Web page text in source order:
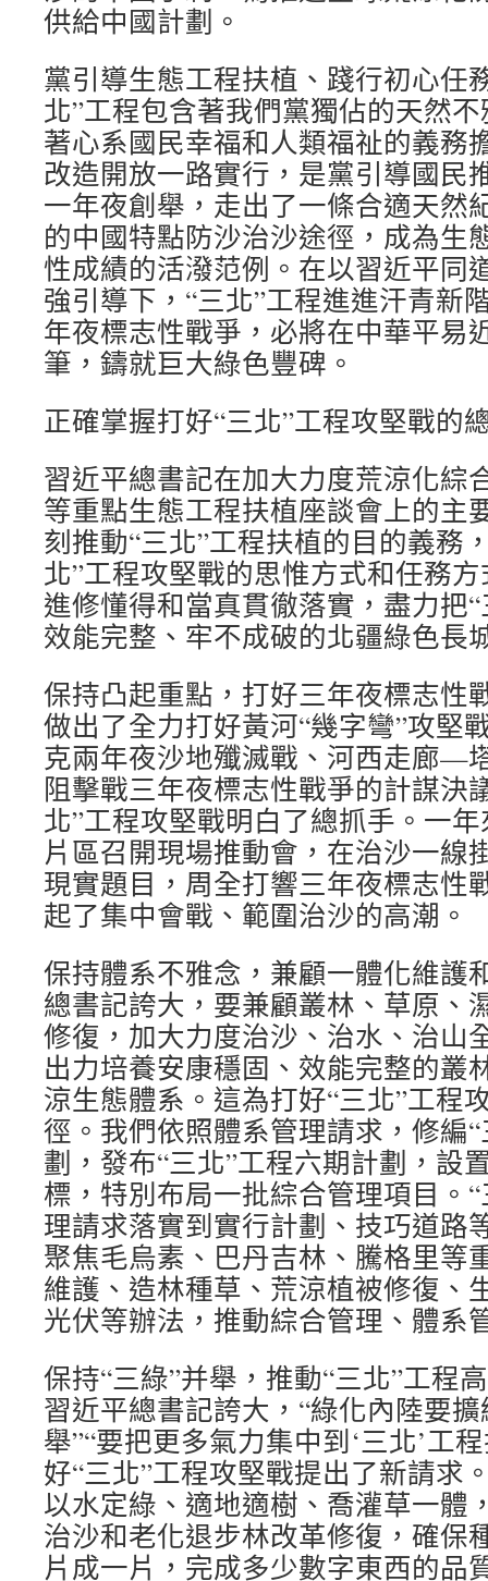
供給中國計劃。
黨引導生態工程扶植、踐行初心任
北”工程包含著我們黨獨佔的天然
著心系國民幸福和人類福祉的義務
改造開放一路實行，是黨引導國民
一年夜創舉，走出了一條合適天然
的中國特點防沙治沙途徑，成為生
性成績的活潑范例。在以習近平同
強引導下，“三北”工程進進汗青新
年夜標志性戰爭，必將在中華平易
筆，鑄就巨大綠色豐碑。
正確掌握打好“三北”工程攻堅戰的
習近平總書記在加大力度荒涼化綜
等重點生態工程扶植座談會上的主
刻推動“三北”工程扶植的目的義務
北”工程攻堅戰的思惟方式和任務
進修懂得和當真貫徹落實，盡力把
效能完整、牢不成破的北疆綠色長
保持凸起重點，打好三年夜標志性
做出了全力打好黃河“幾字彎”攻堅
克兩年夜沙地殲滅戰、河西走廊—
阻擊戰三年夜標志性戰爭的計謀決
北”工程攻堅戰明白了總抓手。一
片區召開現場推動會，在治沙一線
現實題目，周全打響三年夜標志性
起了集中會戰、範圍治沙的高潮。
保持體系不雅念，兼顧一體化維護
總書記誇大，要兼顧叢林、草原、
修復，加大力度治沙、治水、治山
出力培養安康穩固、效能完整的叢
涼生態體系。這為打好“三北”工程
徑。我們依照體系管理請求，修編
劃，發布“三北”工程六期計劃，設
標，特別布局一批綜合管理項目。
理請求落實到實行計劃、技巧道路
聚焦毛烏素、巴丹吉林、騰格里等
維護、造林種草、荒涼植被修復、
光伏等辦法，推動綜合管理、體系
保持“三綠”并舉，推動“三北”工程
習近平總書記誇大，“綠化內陸要
舉”“要把更多氣力集中到‘三北’工
好“三北”工程攻堅戰提出了新請求
以水定綠、適地適樹、喬灌草一體
治沙和老化退步林改革修復，確保
片成一片，完成多少數字東西的品